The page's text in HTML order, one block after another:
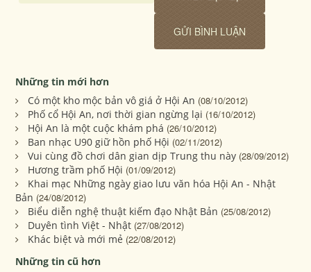
Những tin mới hơn
Có một kho mộc bản vô giá ở Hội An (08/10/2012)
Phố cổ Hội An, nơi thời gian ngừng lại (16/10/2012)
Hội An là một cuộc khám phá (26/10/2012)
Ban nhạc U90 giữ hồn phố Hội (02/11/2012)
Vui cùng đồ chơi dân gian dịp Trung thu này (28/09/2012)
Hương trầm phố Hội (01/09/2012)
Khai mạc Những ngày giao lưu văn hóa Hội An - Nhật
Bản (24/08/2012)
Biểu diễn nghệ thuật kiếm đạo Nhật Bản (25/08/2012)
Duyên tình Việt - Nhật (27/08/2012)
Khác biệt và mới mẻ (22/08/2012)
Những tin cũ hơn